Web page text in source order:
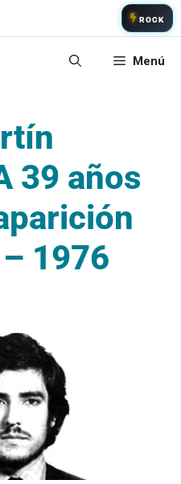
ROCK
Menú
39 años
1976